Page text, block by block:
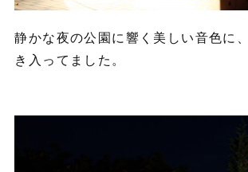
静かな夜の公園に響く美しい音色に
き入ってました。